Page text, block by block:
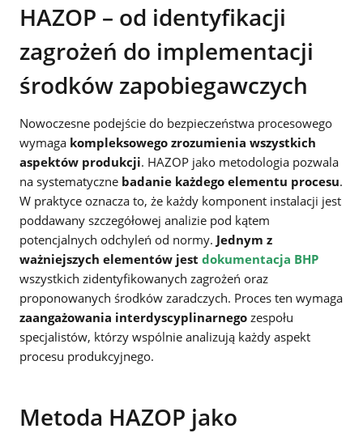
HAZOP – od identyfikacji
zagrożeń do implementacji
środków zapobiegawczych
Nowoczesne podejście do bezpieczeństwa procesowego
wymaga kompleksowego zrozumienia wszystkich
aspektów produkcji. HAZOP jako metodologia pozwala
na systematyczne badanie każdego elementu procesu.
W praktyce oznacza to, że każdy komponent instalacji jest
poddawany szczegółowej analizie pod kątem
potencjalnych odchyleń od normy. Jednym z
ważniejszych elementów jest dokumentacja BHP
wszystkich zidentyfikowanych zagrożeń oraz
proponowanych środków zaradczych. Proces ten wymaga
zaangażowania interdyscyplinarnego zespołu
specjalistów, którzy wspólnie analizują każdy aspekt
procesu produkcyjnego.
Metoda HAZOP jako